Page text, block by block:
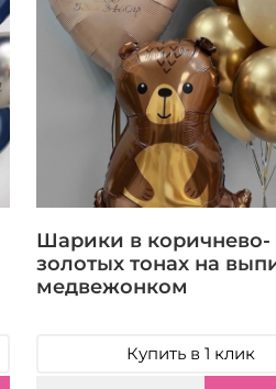
Шарики в коричнево-
золотых тонах на
медвежонком
Купить в 1 клик